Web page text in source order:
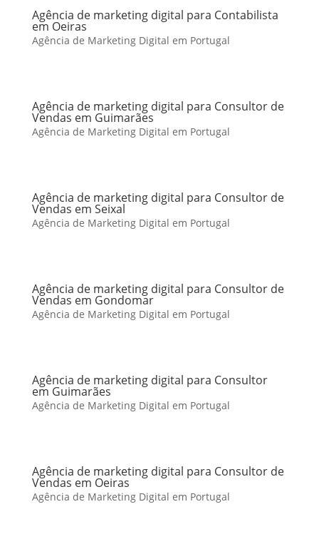
Agência de marketing digital para Contabilista
em Oeiras
Agência de Marketing Digital em Portugal
Agência de marketing digital para Consultor de
Vendas em Guimarães
Agência de Marketing Digital em Portugal
Agência de marketing digital para Consultor de
Vendas em Seixal
Agência de Marketing Digital em Portugal
Agência de marketing digital para Consultor de
Vendas em Gondomar
Agência de Marketing Digital em Portugal
Agência de marketing digital para Consultor
em Guimarães
Agência de Marketing Digital em Portugal
Agência de marketing digital para Consultor de
Vendas em Oeiras
Agência de Marketing Digital em Portugal